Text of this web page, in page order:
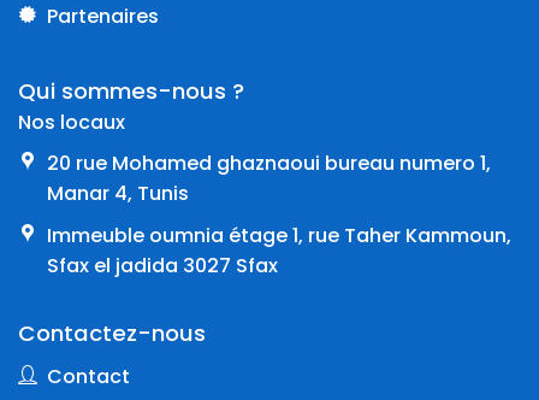
Partenaires
Qui sommes-nous ?
Nos locaux
20 rue Mohamed ghaznaoui bureau numero 1,
Manar 4, Tunis
Immeuble oumnia étage 1, rue Taher Kammoun,
Sfax el jadida 3027 Sfax
Contactez-nous
Contact